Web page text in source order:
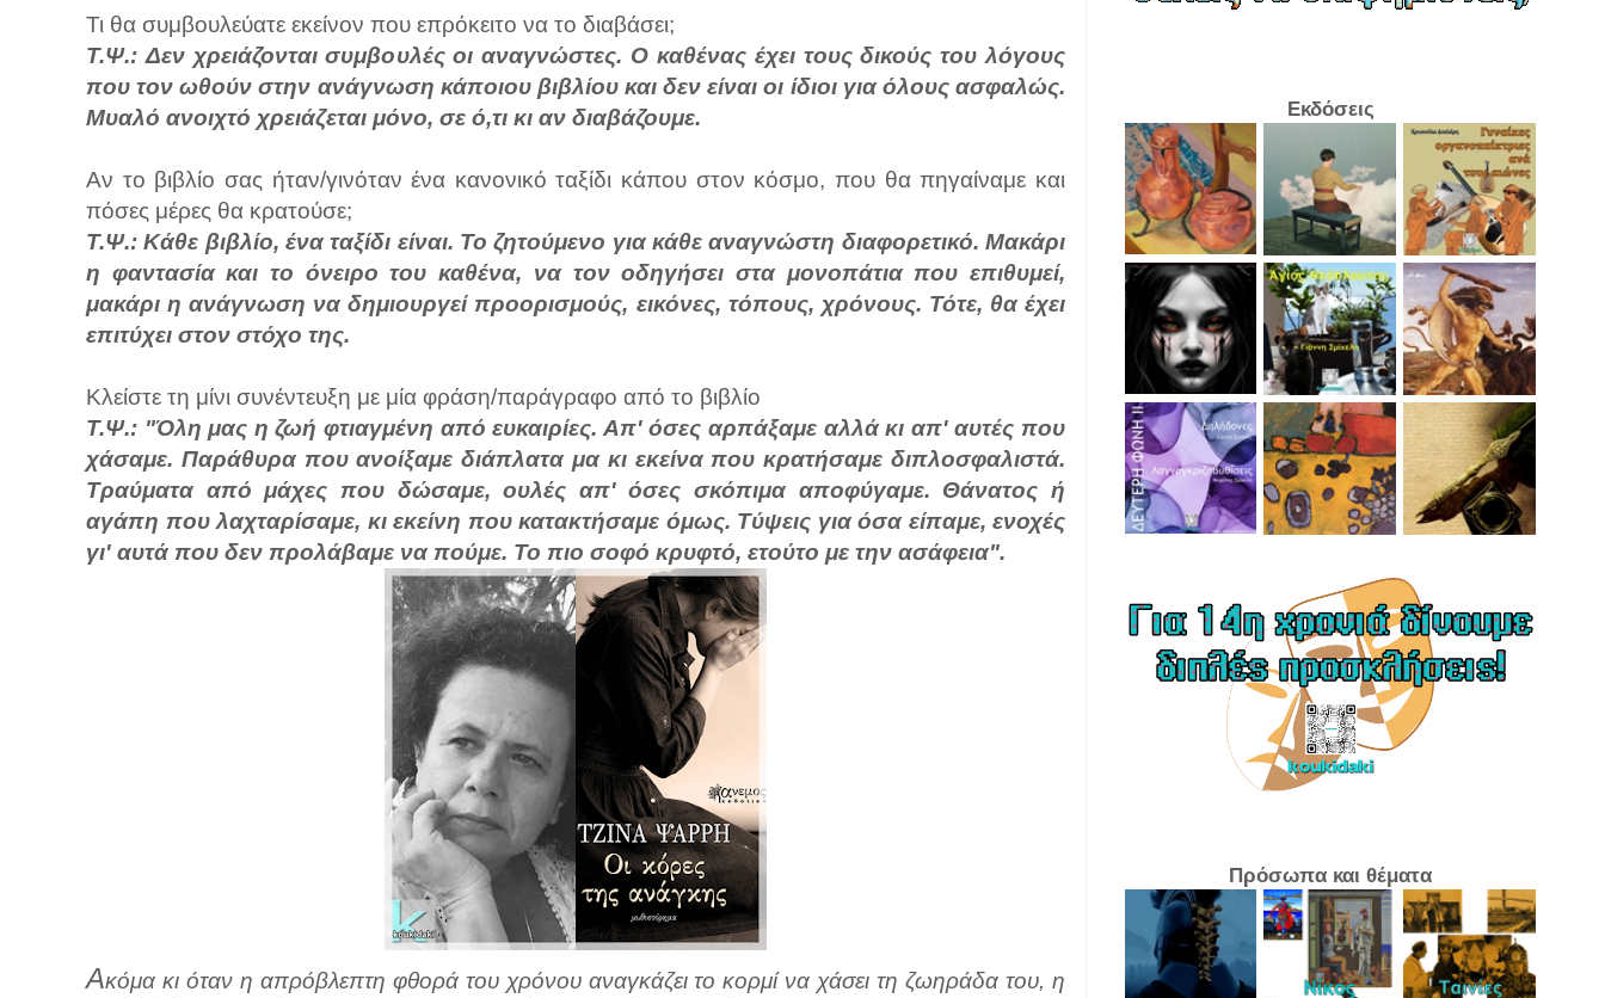
Τι θα συμβουλεύατε εκείνον που επρόκειτο να το διαβάσει;
Τ.Ψ.: Δεν χρειάζονται συμβουλές οι αναγνώστες. Ο καθένας έχει τους δικούς του λόγους
που τον ωθούν στην ανάγνωση κάποιου βιβλίου και δεν είναι οι ίδιοι για όλους ασφαλώς.
Μυαλό ανοιχτό χρειάζεται μόνο, σε ό,τι κι αν διαβάζουμε.
Αν το βιβλίο σας ήταν/γινόταν ένα κανονικό ταξίδι κάπου στον κόσμο, που θα πηγαίναμε και
πόσες μέρες θα κρατούσε;
Τ.Ψ.: Κάθε βιβλίο, ένα ταξίδι είναι. Το ζητούμενο για κάθε αναγνώστη διαφορετικό. Μακάρι
η φαντασία και το όνειρο του καθένα, να τον οδηγήσει στα μονοπάτια που επιθυμεί,
μακάρι η ανάγνωση να δημιουργεί προορισμούς, εικόνες, τόπους, χρόνους. Τότε, θα έχει
επιτύχει στον στόχο της.
Κλείστε τη μίνι συνέντευξη με μία φράση/παράγραφο από το βιβλίο
Τ.Ψ.: "Όλη μας η ζωή φτιαγμένη από ευκαιρίες. Απ' όσες αρπάξαμε αλλά κι απ' αυτές που
χάσαμε. Παράθυρα που ανοίξαμε διάπλατα μα κι εκείνα που κρατήσαμε διπλοσφαλιστά.
Τραύματα από μάχες που δώσαμε, ουλές απ' όσες σκόπιμα αποφύγαμε. Θάνατος ή
αγάπη που λαχταρίσαμε, κι εκείνη που κατακτήσαμε όμως. Τύψεις για όσα είπαμε, ενοχές
γι' αυτά που δεν προλάβαμε να πούμε. Το πιο σοφό κρυφτό, ετούτο με την ασάφεια".
Ακόμα κι όταν η απρόβλεπτη φθορά του χρόνου αναγκάζει το κορμί να χάσει τη ζωηράδα του, η
Εκδόσεις
Πρόσωπα και θέματα